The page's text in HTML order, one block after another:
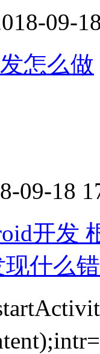
09-
怎么做
09-18
开发
什么